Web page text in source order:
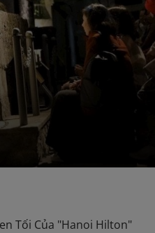
Tối Của "Hanoi Hilton"